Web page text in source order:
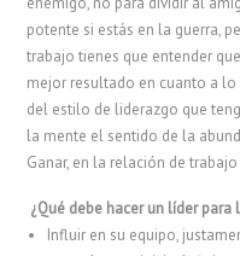
potente si estás en la guerra,
trabajo tienes que entender
mejor resultado en cuanto a
del estilo de liderazgo que
la mente el sentido de la
Ganar, en la relación de
¿Qué debe hacer un líder
Influir en su equipo,